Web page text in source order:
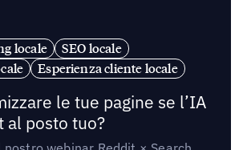
locale
SEO locale
Esperienza cliente locale
le tue pagine se l’IA
al posto tuo?